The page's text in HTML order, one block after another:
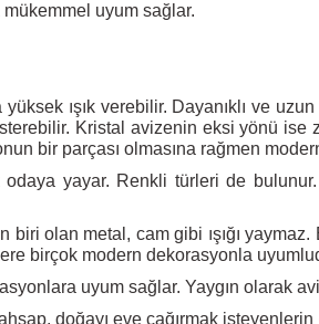
uyum sağlar.
yüksek ışık verebilir. Dayanıklı ve
Kristal avizenin eksi yönü ise
bir parçası olmasına rağmen
odaya yayar. Renkli türleri de
olan metal, cam gibi ışığı
birçok modern dekorasyonla
uyum sağlar. Yaygın olarak
doğayı eve çağırmak